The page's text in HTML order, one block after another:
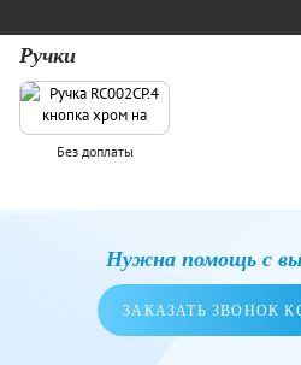
Ручки
Без доплаты
Нужна помощь с
ЗАКАЗАТЬ ЗВОНОК